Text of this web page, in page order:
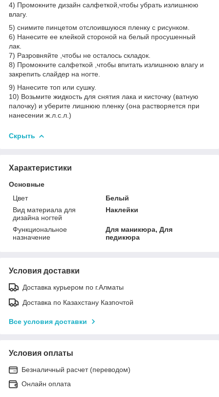
4) Промокните дизайн салфеткой,чтобы убрать излишнюю
влагу.
5) снимите пинцетом отслоившуюся пленку с рисунком.
6) Нанесите ее клейкой стороной на белый просушенный
лак.
7) Разровняйте ,чтобы не осталось складок.
8) Промокните салфеткой ,чтобы впитать излишнюю влагу и
закрепить слайдер на ногте.
9) Нанесите топ или сушку.
10) Возьмите жидкость для снятия лака и кисточку (ватную
палочку) и уберите лишнюю пленку (она растворяется при
нанесении ж.л.с.л.)
Скрыть
Характеристики
Основные
Цвет
Белый
Вид материала для
дизайна ногтей
Наклейки
Функциональное
назначение
Для маникюра, Для
педикюра
Условия доставки
Доставка курьером по г.Алматы
Доставка по Казахстану Казпочтой
Все условия доставки
Условия оплаты
Безналичный расчет (переводом)
Онлайн оплата